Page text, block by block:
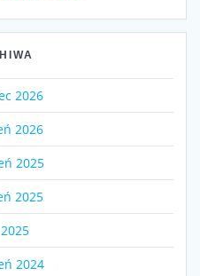
2026
2026
2025
2025
2024